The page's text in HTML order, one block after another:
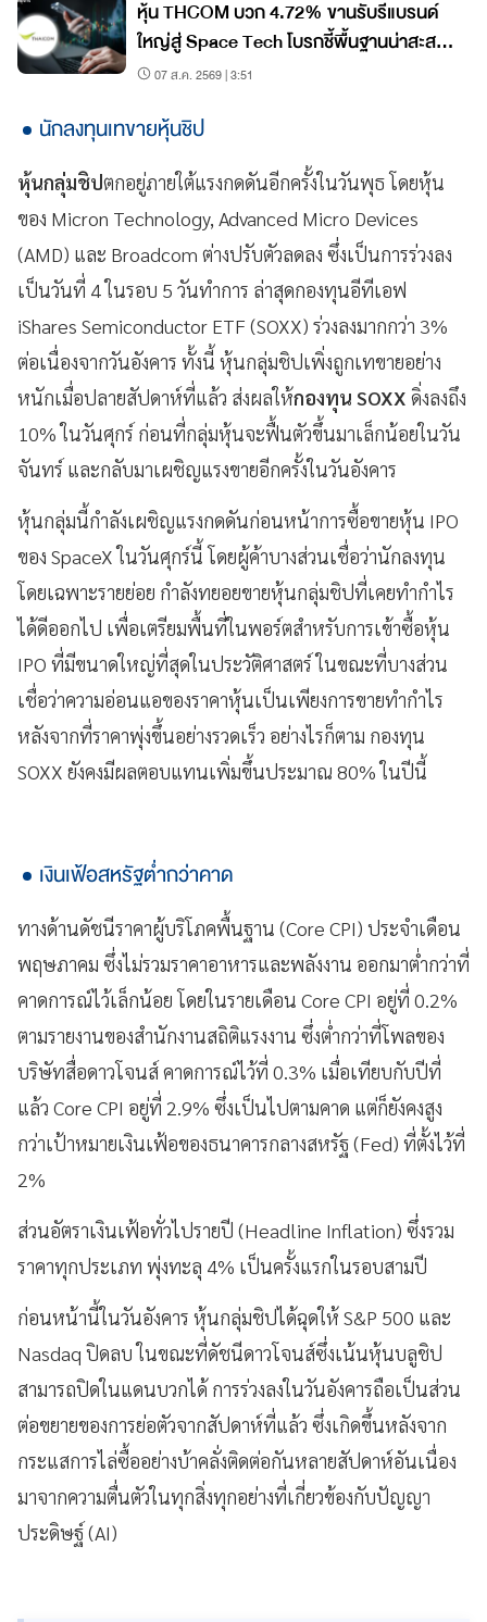
หุ้น THCOM บวก 4.72% ขานรับรีแบรนด์
ใหญ่สู่ Space Tech โบรกชี้พื้นฐานน่าสะสม
ราคายังมีอัพไซด์
07 ส.ค. 2569 | 3:51
นักลงทุนเทขายหุ้นชิป
หุ้นกลุ่มชิปตกอยู่ภายใต้แรงกดดันอีกครั้งในวันพุธ โดยหุ้น
ของ Micron Technology, Advanced Micro Devices
(AMD) และ Broadcom ต่างปรับตัวลดลง ซึ่งเป็นการร่วงลง
เป็นวันที่ 4 ในรอบ 5 วันทำการ ล่าสุดกองทุนอีทีเอฟ
iShares Semiconductor ETF (SOXX) ร่วงลงมากกว่า 3%
ต่อเนื่องจากวันอังคาร ทั้งนี้ หุ้นกลุ่มชิปเพิ่งถูกเทขายอย่าง
หนักเมื่อปลายสัปดาห์ที่แล้ว ส่งผลให้กองทุน SOXX ดิ่งลงถึง
10% ในวันศุกร์ ก่อนที่กลุ่มหุ้นจะฟื้นตัวขึ้นมาเล็กน้อยในวัน
จันทร์ และกลับมาเผชิญแรงขายอีกครั้งในวันอังคาร
หุ้นกลุ่มนี้กำลังเผชิญแรงกดดันก่อนหน้าการซื้อขายหุ้น IPO
ของ SpaceX ในวันศุกร์นี้ โดยผู้ค้าบางส่วนเชื่อว่านักลงทุน
โดยเฉพาะรายย่อย กำลังทยอยขายหุ้นกลุ่มชิปที่เคยทำกำไร
ได้ดีออกไป เพื่อเตรียมพื้นที่ในพอร์ตสำหรับการเข้าซื้อหุ้น
IPO ที่มีขนาดใหญ่ที่สุดในประวัติศาสตร์ ในขณะที่บางส่วน
เชื่อว่าความอ่อนแอของราคาหุ้นเป็นเพียงการขายทำกำไร
หลังจากที่ราคาพุ่งขึ้นอย่างรวดเร็ว อย่างไรก็ตาม กองทุน
SOXX ยังคงมีผลตอบแทนเพิ่มขึ้นประมาณ 80% ในปีนี้
เงินเฟ้อสหรัฐต่ำกว่าคาด
ทางด้านดัชนีราคาผู้บริโภคพื้นฐาน (Core CPI) ประจำเดือน
พฤษภาคม ซึ่งไม่รวมราคาอาหารและพลังงาน ออกมาต่ำกว่าที่
คาดการณ์ไว้เล็กน้อย โดยในรายเดือน Core CPI อยู่ที่ 0.2%
ตามรายงานของสำนักงานสถิติแรงงาน ซึ่งต่ำกว่าที่โพลของ
บริษัทสื่อดาวโจนส์ คาดการณ์ไว้ที่ 0.3% เมื่อเทียบกับปีที่
แล้ว Core CPI อยู่ที่ 2.9% ซึ่งเป็นไปตามคาด แต่ก็ยังคงสูง
กว่าเป้าหมายเงินเฟ้อของธนาคารกลางสหรัฐ (Fed) ที่ตั้งไว้ที่
2%
ส่วนอัตราเงินเฟ้อทั่วไปรายปี (Headline Inflation) ซึ่งรวม
ราคาทุกประเภท พุ่งทะลุ 4% เป็นครั้งแรกในรอบสามปี
ก่อนหน้านี้ในวันอังคาร หุ้นกลุ่มชิปได้ฉุดให้ S&P 500 และ
Nasdaq ปิดลบ ในขณะที่ดัชนีดาวโจนส์ซึ่งเน้นหุ้นบลูชิป
สามารถปิดในแดนบวกได้ การร่วงลงในวันอังคารถือเป็นส่วน
ต่อขยายของการย่อตัวจากสัปดาห์ที่แล้ว ซึ่งเกิดขึ้นหลังจาก
กระแสการไล่ซื้ออย่างบ้าคลั่งติดต่อกันหลายสัปดาห์อันเนื่อง
มาจากความตื่นตัวในทุกสิ่งทุกอย่างที่เกี่ยวข้องกับปัญญา
ประดิษฐ์ (AI)